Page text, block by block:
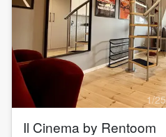
1/25
Il Cinema by Rentoom